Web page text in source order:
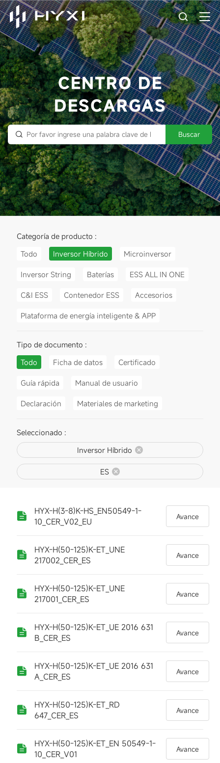
CENTRO DE
DESCARGAS
Buscar
Categoría de producto :
Todo
Inversor Híbrido Microinversor
Inversor String Baterías ESS ALL IN ONE
C&I ESS Contenedor ESS Accesorios
Plataforma de energía inteligente & APP
Tipo de documento :
Todo
Ficha de datos Certificado
Guía rápida Manual de usuario
Declaración Materiales de marketing
Seleccionado :
Inversor Híbrido
ES
HYX-H(3-8)K-HS_EN50549-1-
10_CER_V02_EU
Avance
HYX-H(50-125)K-ET_UNE
217002_CER_ES
Avance
HYX-H(50-125)K-ET_UNE
217001_CER_ES
Avance
HYX-H(50-125)K-ET_UE 2016 631
B_CER_ES
Avance
HYX-H(50-125)K-ET_UE 2016 631
A_CER_ES
Avance
HYX-H(50-125)K-ET_RD
647_CER_ES
Avance
HYX-H(50-125)K-ET_EN 50549-1-
10_CER_V01
Avance